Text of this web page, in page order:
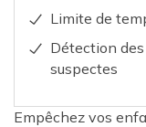
Limite de
Détection
suspectes
Empêchez vos